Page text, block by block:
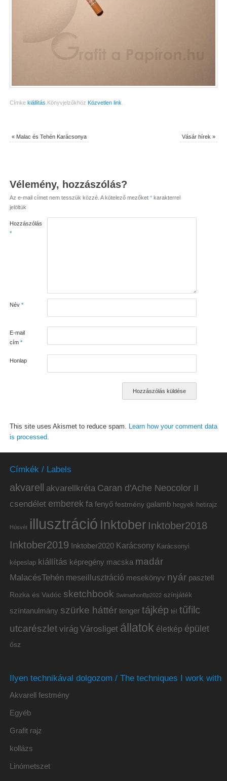
Címke kiállítás Könyvjelzőkhöz Közvetlen link
«Malac és Tehén Karácsonya Vásár hírek»
Vélemény, hozzászólás?
Az e-mail címet nem tesszük közzé. A kötelező mezőket *karakterrel
jelöltük
Hozzászólás
*
Név *
E-mail
cím *
Honlap
This site uses Akismet to reduce spam.
Learn how your comment data
is processed.
Címkék / Labels
akvarell akvarellkréta Caran d'Ache Neocolor II
csendélet emberek fa fenyő festmény galamb hegyek hetirajz
Húsvét illusztráció Inktober Inktober2018
Inktober2019 Inktober2020 Karácsony Karácsonyi
képeslap kiállítás képregény macska madár
MalacésTehén meseillusztráció mesekönyv nyár pasztell
Rozka és Vadóc sketchbook SwimathonBp2022 színjáték
színtanulmány szürke háttér tenger tájkép tél tűfilc
utcarészlet virág Városliget állatok életkép épület
ősz
Ilyen technikával dolgozom / The techniques I work with
Akvarell festmény
Egyéb
Grafit rajz
kollázs
Linómetszet